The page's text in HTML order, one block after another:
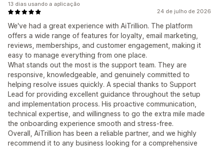
24 de julho de 2026
We've had a great experience with AiTrillion. The platform
offers a wide range of features for loyalty, email marketing,
reviews, memberships, and customer engagement, making it
easy to manage everything from one place.
What stands out the most is the support team. They are
responsive, knowledgeable, and genuinely committed to
helping resolve issues quickly. A special thanks to Support
Lead for providing excellent guidance throughout the setup
and implementation process. His proactive communication,
technical expertise, and willingness to go the extra mile made
the onboarding experience smooth and stress-free.
Overall, AiTrillion has been a reliable partner, and we highly
recommend it to any business looking for a comprehensive
13 dias usando a aplicação